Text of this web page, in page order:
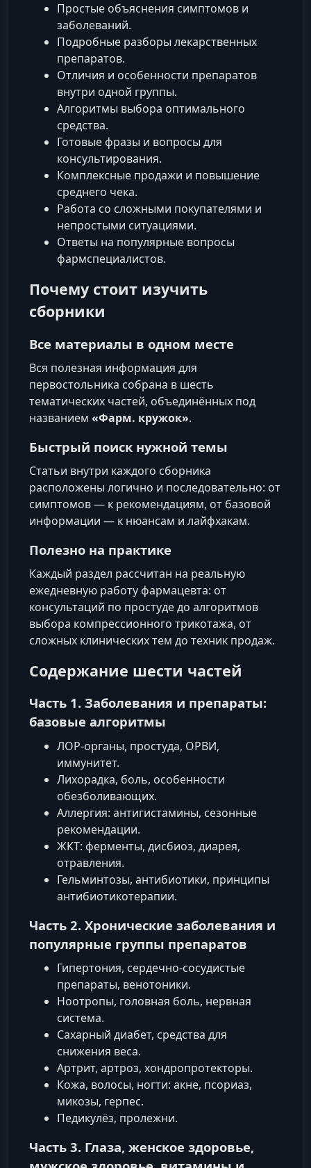
Простые объяснения симптомов и
заболеваний.
Подробные разборы лекарственных
препаратов.
Отличия и особенности препаратов
внутри одной группы.
Алгоритмы выбора оптимального
средства.
Готовые фразы и вопросы для
консультирования.
Комплексные продажи и повышение
среднего чека.
Работа со сложными покупателями и
непростыми ситуациями.
Ответы на популярные вопросы
фармспециалистов.
Почему стоит изучить
сборники
Все материалы в одном месте
Вся полезная информация для
первостольника собрана в шесть
тематических частей, объединённых под
названием «Фарм. кружок».
Быстрый поиск нужной темы
Статьи внутри каждого сборника
расположены логично и последовательно: от
симптомов — к рекомендациям, от базовой
информации — к нюансам и лайфхакам.
Полезно на практике
Каждый раздел рассчитан на реальную
ежедневную работу фармацевта: от
консультаций по простуде до алгоритмов
выбора компрессионного трикотажа, от
сложных клинических тем до техник продаж.
Содержание шести частей
Часть 1. Заболевания и препараты:
базовые алгоритмы
ЛОР‑органы, простуда, ОРВИ,
иммунитет.
Лихорадка, боль, особенности
обезболивающих.
Аллергия: антигистамины, сезонные
рекомендации.
ЖКТ: ферменты, дисбиоз, диарея,
отравления.
Гельминтозы, антибиотики, принципы
антибиотикотерапии.
Часть 2. Хронические заболевания и
популярные группы препаратов
Гипертония, сердечно‑сосудистые
препараты, венотоники.
Ноотропы, головная боль, нервная
система.
Сахарный диабет, средства для
снижения веса.
Артрит, артроз, хондропротекторы.
Кожа, волосы, ногти: акне, псориаз,
микозы, герпес.
Педикулёз, пролежни.
Часть 3. Глаза, женское здоровье,